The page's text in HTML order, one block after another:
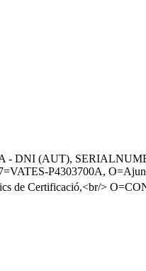
DNI (AUT),
P4303700A,
de Certificació,<br/>